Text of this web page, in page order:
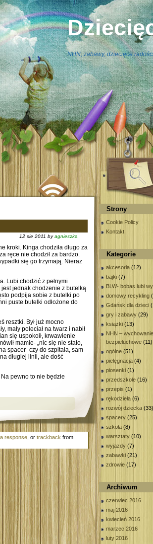
NHN, zabawy, dziecięce
12 sie 2011 byagnieszka
kroki. Kinga chodziła długo za
ręce nie chodził za bardzo.
się go trzymają. Nieraz
Lubi chodzić z pełnymi
jednak chodzenie z butelką
podpija sobie z butelki po
puste butelki odłożone do
resztki. Był już mocno
mały poleciał na twarz i nabił
się uspokoił, krwawienie
mamie- „nic się nie stało,
spacer- czy do szpitala, sam
długiej linii, ale dość
pewno to nie będzie
response , or trackback from
Strony
Cookie Policy
Kontakt
Kategorie
akcesoria (12)
bajki (7)
BLW- bobas lubi
domowy recykling
Gdańsk dla dzieci
gry i zabawy (29)
książki (13)
NHN – wychowanie
bezpieluchowe (11)
ogólne (51)
pielęgnacja (4)
piosenki (1)
przedszkole (16)
przepis (1)
rękodzieła (6)
rozwój dziecka (33)
spacery (25)
szkoła (8)
warsztaty (10)
wyjazdy (7)
zabawki (21)
zdrowie (17)
Archiwum
czerwiec 2016
maj 2016
kwiecień 2016
marzec 2016
luty 2016